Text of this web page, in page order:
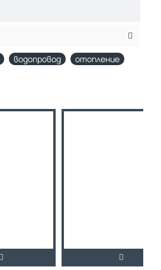
водопровод отопление